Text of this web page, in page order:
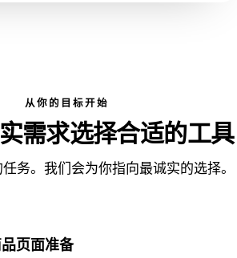
从你的目标开始
需求选择合适的工具
务。我们会为你指向最诚实的选择。
页面准备